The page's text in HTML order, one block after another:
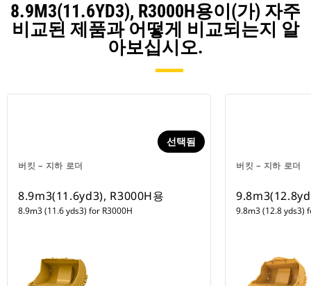
8.9M3(11.6YD3), R3000H용이(가) 자주
비교된 제품과 어떻게 비교되는지 알
아보십시오.
버킷 – 지하 로더
선택됨
8.9m3(11.6yd3), R3000H용
8.9m3 (11.6 yds3) for R3000H
버킷 – 지하 로더
9.8m3 (12.8 yds3)